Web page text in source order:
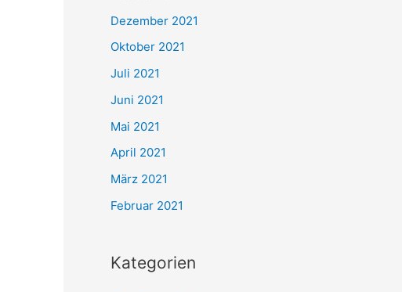
Dezember 2021
Oktober 2021
Juli 2021
Juni 2021
Mai 2021
April 2021
März 2021
Februar 2021
Kategorien